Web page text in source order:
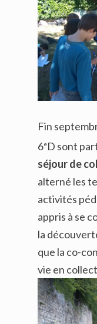
Fin
6eD sont
séjour de
alterné les
activités
appris à se
la
que la co-
vie en